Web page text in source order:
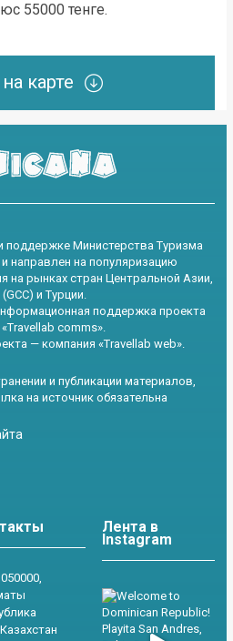
55000 тенге.
карте
поддержке Министерства Туризма
направлен на популяризацию
на рынках стран Центральной Азии,
и Турции.
поддержка проекта
comms».
— компания «Travellab web».
и публикации материалов,
на источник обязательна
050000,
Лента в
Instagram